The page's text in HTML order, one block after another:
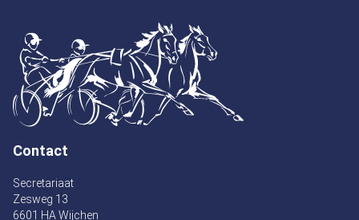
Contact
Secretariaat
Zesweg 13
6601 HA Wijchen